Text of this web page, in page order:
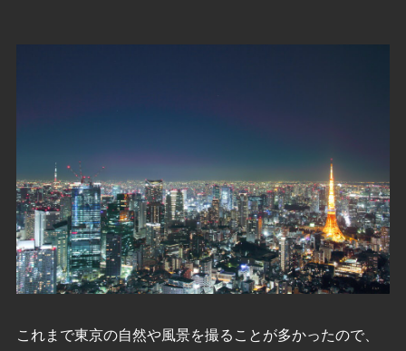
これまで東京の自然や風景を撮ることが多かったので、